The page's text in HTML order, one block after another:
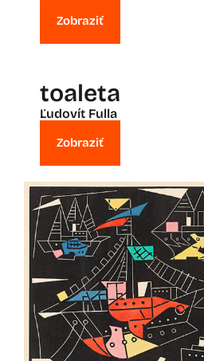
Zobraziť
toaleta
Ľudovít Fulla
Zobraziť